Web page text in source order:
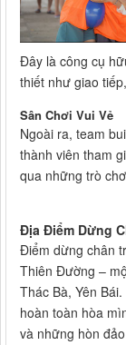
Đây là công cụ
thiết như giao
Sân Chơi Vui Vẻ
Ngoài ra, team
thành viên tham
qua những trò
Địa Điểm Dừng
Điểm dừng chân
Thiên Đường –
Thác Bà, Yên
hoàn toàn hòa
và những hòn